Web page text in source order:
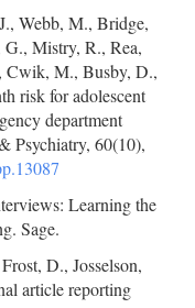
Webb, M., Bridge,
Mistry, R., Rea,
Cwik, M., Busby, D.,
risk for adolescent
department
Psychiatry, 60(10),
Learning the
Sage.
D., Josselson,
article reporting